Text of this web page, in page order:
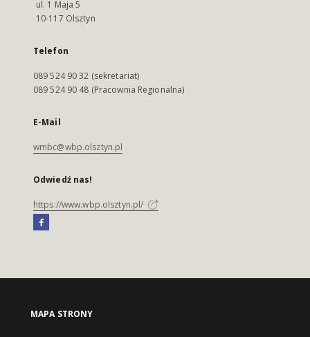
ul. 1 Maja 5
10-117 Olsztyn
Telefon
089 524 90 32 (sekretariat)
089 524 90 48 (Pracownia Regionalna)
E-Mail
wmbc@wbp.olsztyn.pl
Odwiedź nas!
https://www.wbp.olsztyn.pl/
MAPA STRONY